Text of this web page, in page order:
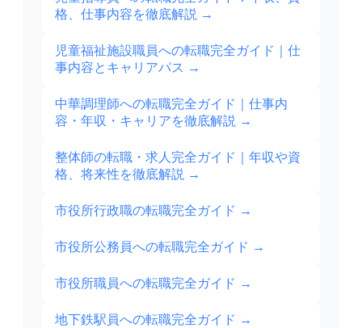
格、仕事内容を徹底解説 →
児童福祉施設職員への転職完全ガイド｜仕
事内容とキャリアパス →
中華調理師への転職完全ガイド｜仕事内
容・年収・キャリアを徹底解説 →
整体師の転職・求人完全ガイド｜年収や資
格、将来性を徹底解説 →
市役所行政職の転職完全ガイド →
市役所公務員への転職完全ガイド →
市役所職員への転職完全ガイド →
地下鉄駅員への転職完全ガイド →